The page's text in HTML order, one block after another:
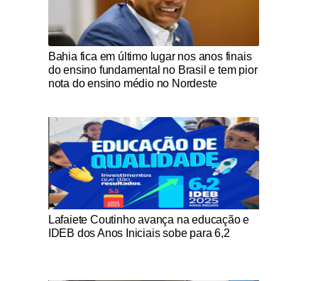
Notícias Católicas
Bahia fica em último lugar nos anos finais
do ensino fundamental no Brasil e tem pior
nota do ensino médio no Nordeste
Notícias Católicas
Lafaiete Coutinho avança na educação e
IDEB dos Anos Iniciais sobe para 6,2